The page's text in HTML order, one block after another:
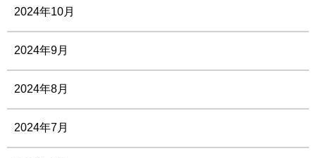
2024年10月
2024年9月
2024年8月
2024年7月